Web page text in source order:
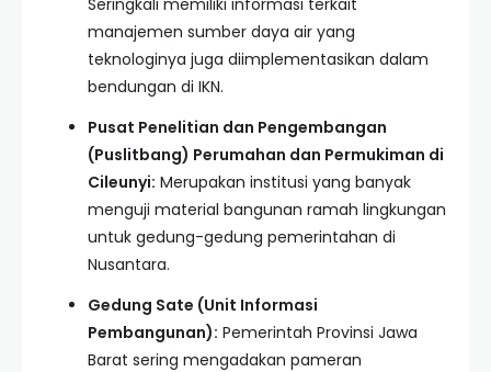
Seringkali memiliki informasi terkait
manajemen sumber daya air yang
teknologinya juga diimplementasikan dalam
bendungan di IKN.
Pusat Penelitian dan Pengembangan
(Puslitbang) Perumahan dan Permukiman di
Cileunyi: Merupakan institusi yang banyak
menguji material bangunan ramah lingkungan
untuk gedung-gedung pemerintahan di
Nusantara.
Gedung Sate (Unit Informasi
Pembangunan): Pemerintah Provinsi Jawa
Barat sering mengadakan pameran